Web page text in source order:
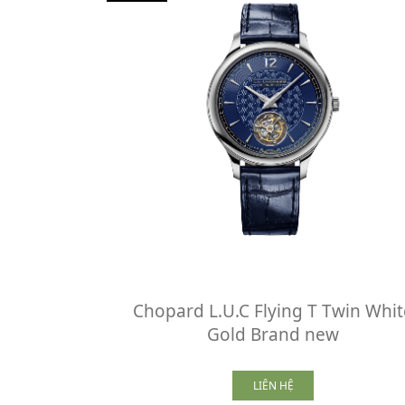
Chopard L.U.C Flying T Twin
Gold Brand new
LIÊN HỆ